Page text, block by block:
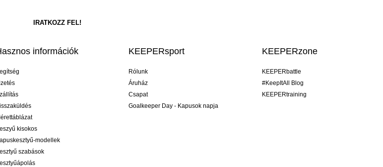
információk
kisokos
modellek
szabások
KEEPERsport
Rólunk
Áruház
Csapat
Goalkeeper Day - Kapusok napja
KEEPERzone
KEEPERbattle
#KeepItAll Blog
KEEPERtraining